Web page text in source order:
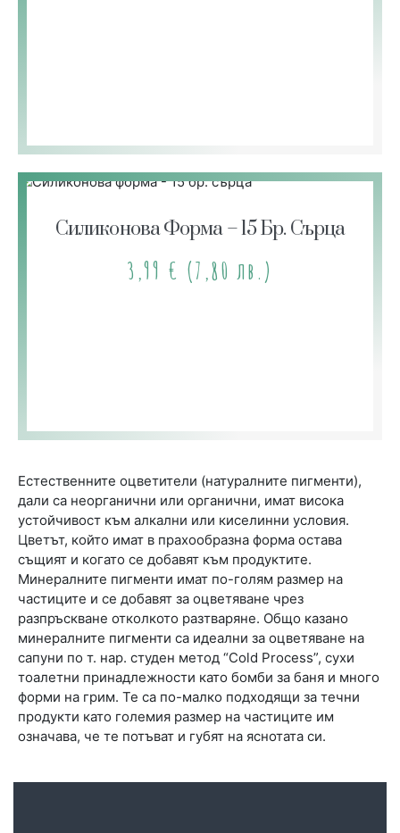
Силиконова Форма – 15 Бр. Сърца
3,99 € (7,80 лв.)
Естественните оцветители (натуралните пигменти),
дали са неорганични или органични, имат висока
устойчивост към алкални или киселинни условия.
Цветът, който имат в прахообразна форма остава
същият и когато се добавят към продуктите.
Минералните пигменти имат по-голям размер на
частиците и се добавят за оцветяване чрез
разпръскване отколкото разтваряне. Общо казано
минералните пигменти са идеални за оцветяване на
сапуни по т. нар. студен метод “Cold Process”, сухи
тоалетни принадлежности като бомби за баня и много
форми на грим. Те са по-малко подходящи за течни
продукти като големия размер на частиците им
означава, че те потъват и губят на яснотата си.